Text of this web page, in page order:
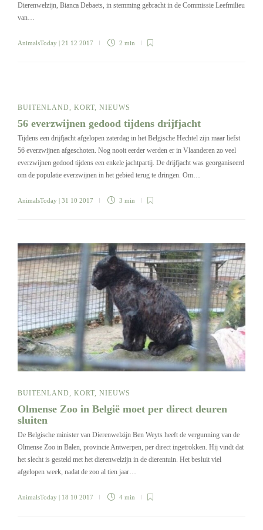
Dierenwelzijn, Bianca Debaets, in stemming gebracht in de Commissie Leefmilieu
van…
AnimalsToday | 21 12 2017 2 min
BUITENLAND, KORT, NIEUWS
56 everzwijnen gedood tijdens drijfjacht
Tijdens een drijfjacht afgelopen zaterdag in het Belgische Hechtel zijn maar liefst
56 everzwijnen afgeschoten. Nog nooit eerder werden er in Vlaanderen zo veel
everzwijnen gedood tijdens een enkele jachtpartij. De drijfjacht was georganiseerd
om de populatie everzwijnen in het gebied terug te dringen. Om…
AnimalsToday | 31 10 2017 3 min
BUITENLAND, KORT, NIEUWS
Olmense Zoo in België moet per direct deuren
sluiten
De Belgische minister van Dierenwelzijn Ben Weyts heeft de vergunning van de
Olmense Zoo in Balen, provincie Antwerpen, per direct ingetrokken. Hij vindt dat
het slecht is gesteld met het dierenwelzijn in de dierentuin. Het besluit viel
afgelopen week, nadat de zoo al tien jaar…
AnimalsToday | 18 10 2017 4 min